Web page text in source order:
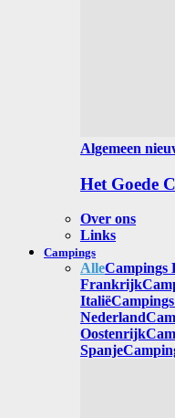
Algemeen
Het Goede
Over ons
Links
Campings
AlleCampings
Frankrijk
Italië
Nederland
Oostenrijk
Spanje